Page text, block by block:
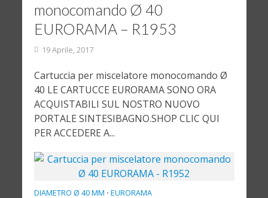
monocomando Ø 40
EURORAMA – R1953
19 Aprile, 2017
Cartuccia per miscelatore monocomando Ø
40 LE CARTUCCE EURORAMA SONO ORA
ACQUISTABILI SUL NOSTRO NUOVO
PORTALE SINTESIBAGNO.SHOP CLIC QUI
PER ACCEDERE A...
DIAMETRO Ø 40 MM • EURORAMA